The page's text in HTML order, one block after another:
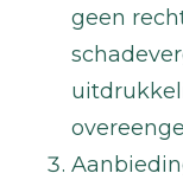
geen